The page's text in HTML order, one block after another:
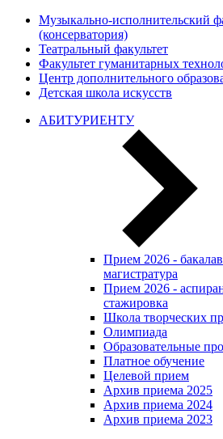
Музыкально-исполнительский
(консерватория)
Театральный факультет
Факультет гуманитарных
Центр дополнительного
Детская школа искусств
АБИТУРИЕНТУ
Прием 2026 -
магистратура
Прием 2026 -
стажировка
Школа творческих
Олимпиада
Образовательные
Платное обучение
Целевой прием
Архив приема 2025
Архив приема 2024
Архив приема 2023